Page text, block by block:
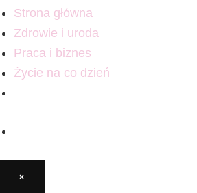
Strona główna
Zdrowie i uroda
Praca i biznes
Życie na co dzień
×